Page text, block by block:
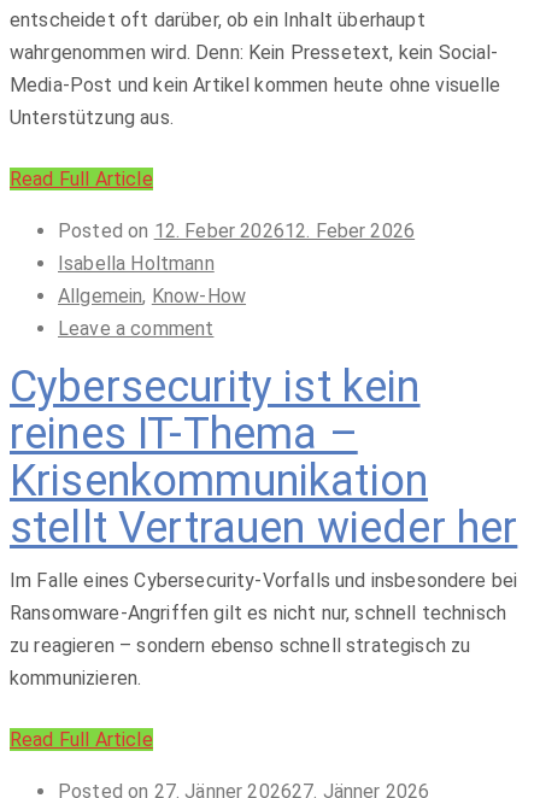
entscheidet oft darüber, ob ein Inhalt überhaupt
wahrgenommen wird. Denn: Kein Pressetext, kein Social-
Media-Post und kein Artikel kommen heute ohne visuelle
Unterstützung aus.
Read Full Article
Posted on 12. Feber 202612. Feber 2026
Isabella Holtmann
Allgemein, Know-How
Leave a comment
Cybersecurity ist kein
reines IT-Thema –
Krisenkommunikation
stellt Vertrauen wieder her
Im Falle eines Cybersecurity-Vorfalls und insbesondere bei
Ransomware-Angriffen gilt es nicht nur, schnell technisch
zu reagieren – sondern ebenso schnell strategisch zu
kommunizieren.
Read Full Article
Posted on 27. Jänner 202627. Jänner 2026